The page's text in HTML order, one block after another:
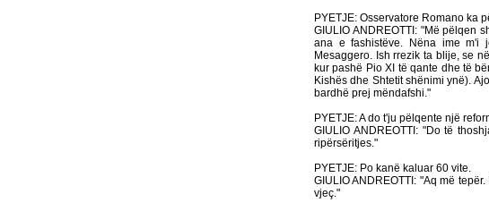
PYETJE: Osservatore Romano ka
GIULIO ANDREOTTI: "Më pëlqen
ana e fashistëve. Nëna ime m'i
Mesaggero. Ish rrezik ta blije, se
kur pashë Pio XI të qante dhe të
Kishës dhe Shtetit shënimi ynë).
bardhë prej mëndafshi."
PYETJE: A do t'ju pëlqente një
GIULIO ANDREOTTI: "Do të
ripërsëritjes."
PYETJE: Po kanë kaluar 60 vite.
GIULIO ANDREOTTI: "Aq më
vjeç."